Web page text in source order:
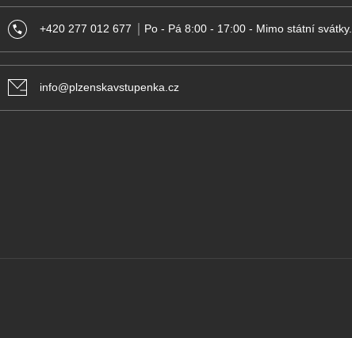
+420 277 012 677 Po - Pá 8:00 - 17:00 - Mimo státní svátky.
info@plzenskavstupenka.cz